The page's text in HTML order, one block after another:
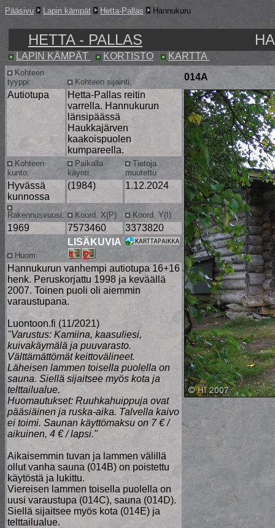
Pääsivu Lapin kämpät Hetta-Pallas Hannukuru
HETTA - PALLAS
LAPIN KÄMPÄT KORTISTO KARTTA
Kohteen
tyyppi:
Kohteen sijainti:
014A
Autiotupa
Hetta-Pallas reitin
varrella. Hannukurun
länsipäässä
Haukkajärven
kaakoispuolen
kumpareella.
Kohteen
kunto:
Paikalla
käynti:
Tietoja
muutettu
Hyvässä
kunnossa
(1984) 1.12.2024
Rakennusvuosi: Koord. X(P) Koord. Y(I)
1969 7573460 3373820
Huom:
LISÄKUVIA
Hannukurun vanhempi autiotupa 16+16
henk. Peruskorjattu 1998 ja keväällä
2007. Toinen puoli oli aiemmin
varaustupana.
Luontoon.fi (11/2021)
"Varustus: Kamiina, kaasuliesi,
kuivakäymälä ja puuvarasto.
Välttämättömät keittovälineet.
Läheisen lammen toisella puolella on
sauna. Siellä sijaitsee myös kota ja
telttailualue.
Huomautukset: Ruuhkahuippuja ovat
pääsiäinen ja ruska-aika. Talvella kaivo
ei toimi. Saunan käyttömaksu on 7 € /
aikuinen, 4 € / lapsi."
Aikaisemmin tuvan ja lammen välillä
ollut vanha sauna (014B) on poistettu
käytöstä ja lukittu.
Viereisen lammen toisella puolella on
uusi varaustupa (014C), sauna (014D).
Siellä sijaitsee myös kota (014E) ja
telttailualue.